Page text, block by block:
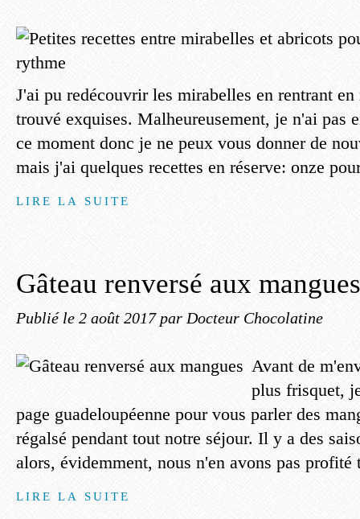
J'ai pu redécouvrir les mirabelles en rentrant
trouvé exquises. Malheureusement, je n'ai pas
ce moment donc je ne peux vous donner de
mais j'ai quelques recettes en réserve: onze
LIRE LA SUITE
Gâteau renversé aux mangues
Publié le 2 août 2017 par Docteur Chocolatine
Avant de
plus frisquet,
page guadeloupéenne pour vous parler des
régalsé pendant tout notre séjour. Il y a des
alors, évidemment, nous n'en avons pas profité
LIRE LA SUITE